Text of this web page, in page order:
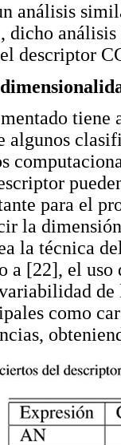
análisis
dicho
descriptor
tiene
algunos
para el
la
la técnica
a [22], el uso
de
como